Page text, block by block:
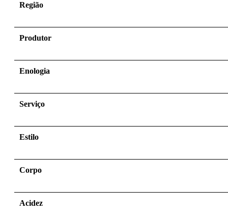
Região
Produtor
Enologia
Serviço
Estilo
Corpo
Acidez